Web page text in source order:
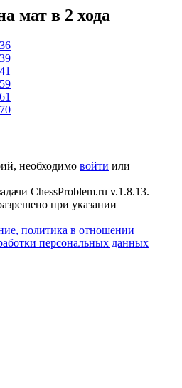
мат в 2 хода
необходимо войти или
ChessProblem.ru v.1.8.13.
при указании
политика в отношении
персональных данных